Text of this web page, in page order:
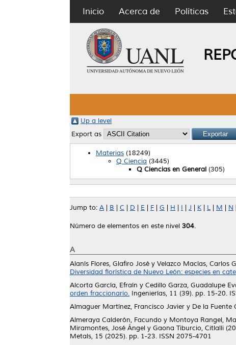
Inicio Acerca de Políticas
Up a level
Export as
Materias (18249)
Q Ciencia (3445)
Q Ciencias en General (305)
Jump to: A B C D E F G H I J K L M N
Número de elementos en este nivel 304.
A
Alanís Flores, Glafiro José y Velazco Macías, Carlos
Diversidad florística de Nuevo León: especies en
Alcorta García, Efraín y Cedillo Garza, Guadalupe
orden fraccionario. Ingenierías, 11 (39). pp. 15-20.
Almaguer Martínez, Francisco Javier y De la Fuente
Almeraya Calderón, Facundo y Montoya Rangel,
Miramontes, José Ángel y Gaona Tiburcio, Citlalli
Metals, 15 (2025). pp. 1-23. ISSN 2075-4701